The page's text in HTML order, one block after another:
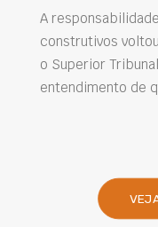
A
construtivos
o Superior
entendimento de